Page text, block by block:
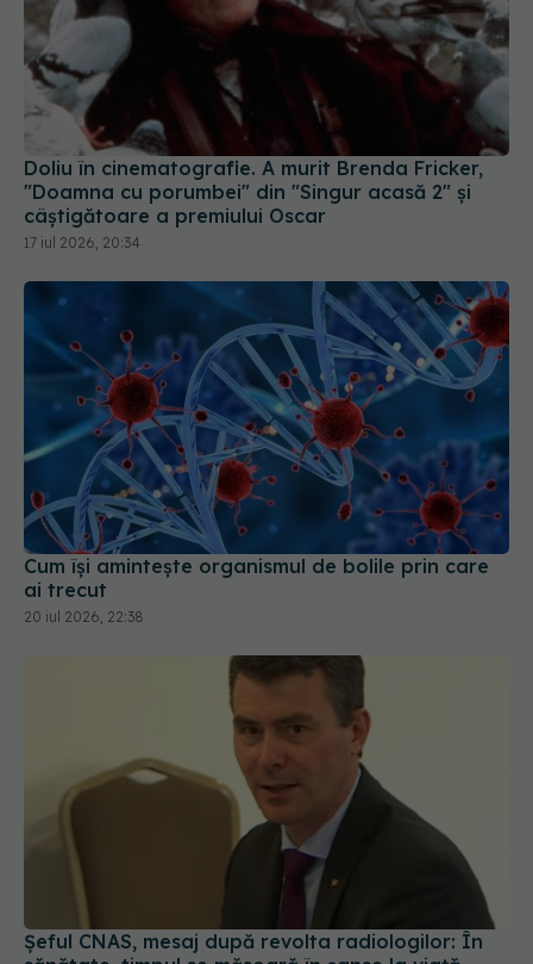
Doliu în cinematografie. A murit Brenda Fricker,
"Doamna cu porumbei" din "Singur acasă 2" și
câștigătoare a premiului Oscar
17 iul 2026, 20:34
Cum își amintește organismul de bolile prin care
ai trecut
20 iul 2026, 22:38
Șeful CNAS, mesaj după revolta radiologilor: În